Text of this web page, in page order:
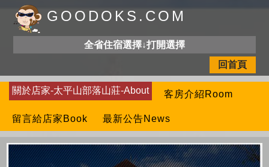
GOODOKS.COM
全省住宿選擇↓打開選擇
回首頁
關於店家-太平山部落山莊-About 客房介紹Room
留言給店家Book 最新公告News